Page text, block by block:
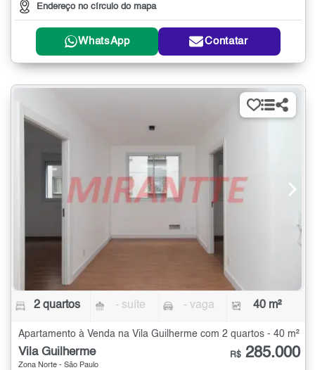
Endereço no círculo do mapa
WhatsApp Contatar
2 quartos - suíte - vaga 40 m²
Apartamento à Venda na Vila Guilherme com 2 quartos - 40 m²
Vila Guilherme
Zona Norte - São Paulo
R$ 285.000